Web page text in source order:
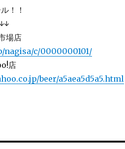
！！
場店
c/0000000101/
店
beer/a5aea5d5a5.html